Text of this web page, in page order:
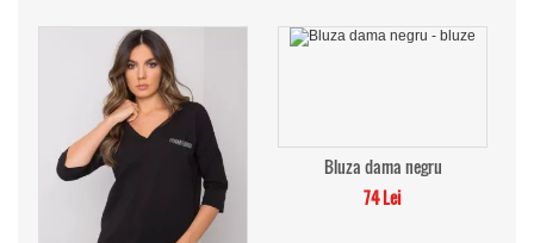
Bluza dama negru
74 Lei